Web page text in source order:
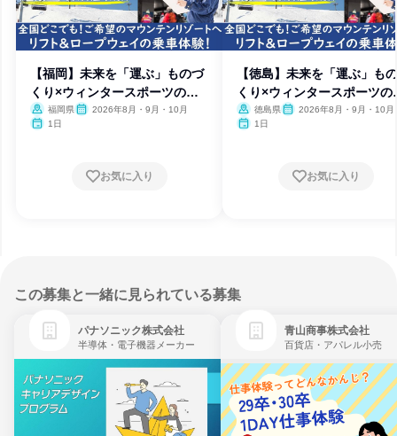
【福岡】未来を「運ぶ」ものづ
くり×ウィンタースポーツの舞
台へ福岡県
2026年8月・9月・10月
1日
お気に入り
【徳島】未来を「運ぶ」も
くり×ウィンタースポーツの
台へ徳島県
2026年8月・9月・10月
1日
お気に入り
この募集と一緒に見られている募集
パナソニック株式会社
半導体・電子機器メーカー
青山商事株式会社
百貨店・アパレル小売